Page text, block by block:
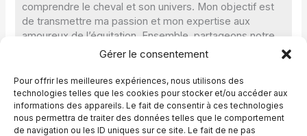
Gérer le consentement
Pour offrir les meilleures expériences, nous utilisons des
technologies telles que les cookies pour stocker et/ou accéder aux
informations des appareils. Le fait de consentir à ces technologies
nous permettra de traiter des données telles que le comportement
de navigation ou les ID uniques sur ce site. Le fait de ne pas
comprendre le cheval et son univers. Mon objectif est
de transmettre ma passion et mon expertise aux
amoureux de l’équitation. Ensemble, partageons notre
admiration pour ces magnifiques créatures.
Publications Similaires :
Qui a inventé l’équitation ? Les origines et l’histoire
de la discipline
Combien mesure le plus grand cheval du monde ?